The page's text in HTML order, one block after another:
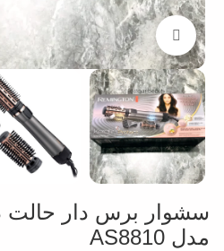
بزرگنمایی تصویر
سشوار برس دار حالت
مدل AS8810